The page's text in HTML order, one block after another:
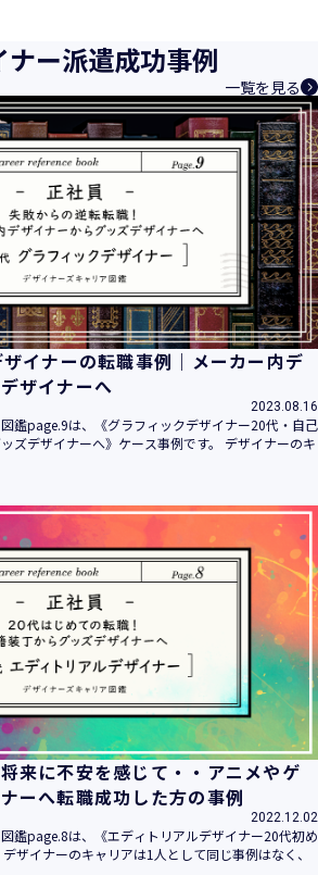
の個人情報及び特定個人情報などを、人
材紹介サービス、請負サービス、その
の「活躍の場の創造」と「就業の機会の
ます。また、従業者の情報及び特定個人
理に利用します。これらから当社にとっ
個人情報の保護が重大な責務であると同
の保護を徹底することは企業の社会的責
す。そこで、個人情報保護理念と自ら定
き、社会的使命を十分に認識し、本人の
報に関する法規制等を遵守致します。
針を具現化するための個人情報保護マネ
構築し、最新のＩＴ技術の動向、社会的
境の変動等を常に認識しながら、その継
挙げて取り組むことをここに宣言致しま
適切な個人情報の取得・利用及び提供
利用目的の達成に必要な範囲を超えた個
ません。また、そのための措置を講じ
扱いに関する法令、国が定める指針その
ます。
えい、滅失、き損などのリスクに対して
策を講じて防止する規程、体制を構築
せていきます。また、万一の際には速や
ます。
いに関する苦情及び相談に対しては、迅
します。
メントシステムは、当社を取り巻く環境
、適時・適切に見直して継続的に改善
関するお問合せ先 兼 個人情報に関する苦
個人情報保護管理責任者 安部 洋平
谷区笹塚1-55-7 マルエスファーストビ
ナー派遣成功事例
一覧を見る
イナーの転職事例｜メーカー内デ
ザイナーへ
2023.08.16
鑑page.9は、《グラフィックデザイナー20代・自己
ズデザイナーへ》ケース事例です。 デザイナーのキ
来に不安を感じて・・アニメやゲ
ーへ転職成功した方の事例
2022.12.02
鑑page.8は、《エディトリアルデザイナー20代初め
ザイナーのキャリアは1人として同じ事例はなく、